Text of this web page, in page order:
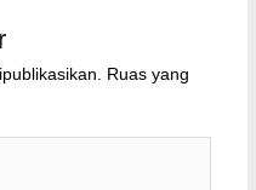
Ruas yang